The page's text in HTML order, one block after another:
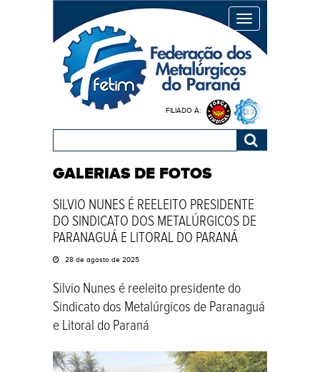
MENU
FILIADO À:
GALERIAS DE FOTOS
SILVIO NUNES É REELEITO PRESIDENTE
DO SINDICATO DOS METALÚRGICOS DE
PARANAGUÁ E LITORAL DO PARANÁ
28 de agosto de 2025
Silvio Nunes é reeleito presidente do
Sindicato dos Metalúrgicos de Paranaguá
e Litoral do Paraná